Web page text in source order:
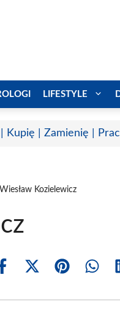
LIFESTYLE
Kupię | Zamienię |
Wiesław Kozielewicz
Share
Share
(Twitter)
Share Share